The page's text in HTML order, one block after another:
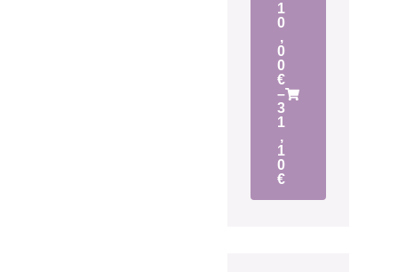
1
0
,
0
0
€
–
3
1
,
1
0
€